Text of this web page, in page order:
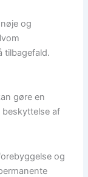
og
tilbagefald.
gøre en
af
og